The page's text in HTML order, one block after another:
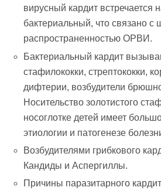
вирусный кардит встречается
бактериальный, что связано с
распространенностью ОРВИ.
Бактериальный кардит
стафилококки, стрептококки,
дифтерии, возбудители
Носительство золотистого
носоглотке детей имеет
этиологии и патогенезе
Возбудителями грибкового
Кандиды и Аспергиллы.
Причины паразитарного